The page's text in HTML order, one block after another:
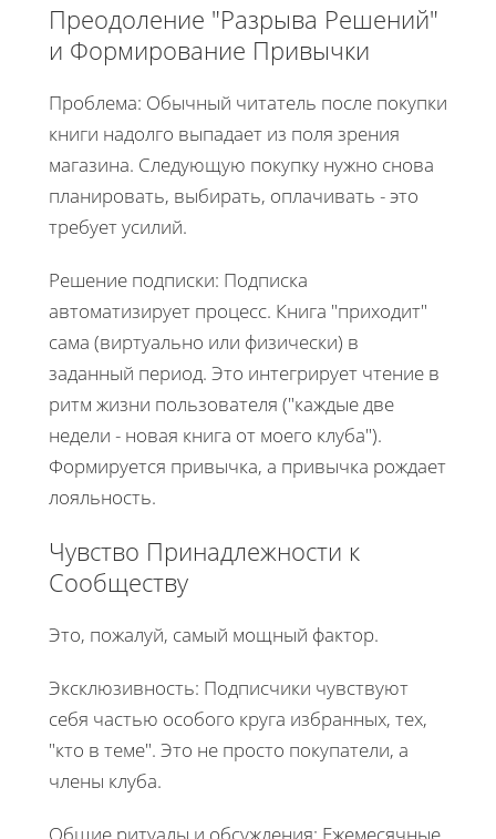
Преодоление "Разрыва Решений"
и Формирование Привычки
Проблема: Обычный читатель после покупки
книги надолго выпадает из поля зрения
магазина. Следующую покупку нужно снова
планировать, выбирать, оплачивать - это
требует усилий.
Решение подписки: Подписка
автоматизирует процесс. Книга "приходит"
сама (виртуально или физически) в
заданный период. Это интегрирует чтение в
ритм жизни пользователя ("каждые две
недели - новая книга от моего клуба").
Формируется привычка, а привычка рождает
лояльность.
Чувство Принадлежности к
Сообществу
Это, пожалуй, самый мощный фактор.
Эксклюзивность: Подписчики чувствуют
себя частью особого круга избранных, тех,
"кто в теме". Это не просто покупатели, а
члены клуба.
Общие ритуалы и обсуждения: Ежемесячные